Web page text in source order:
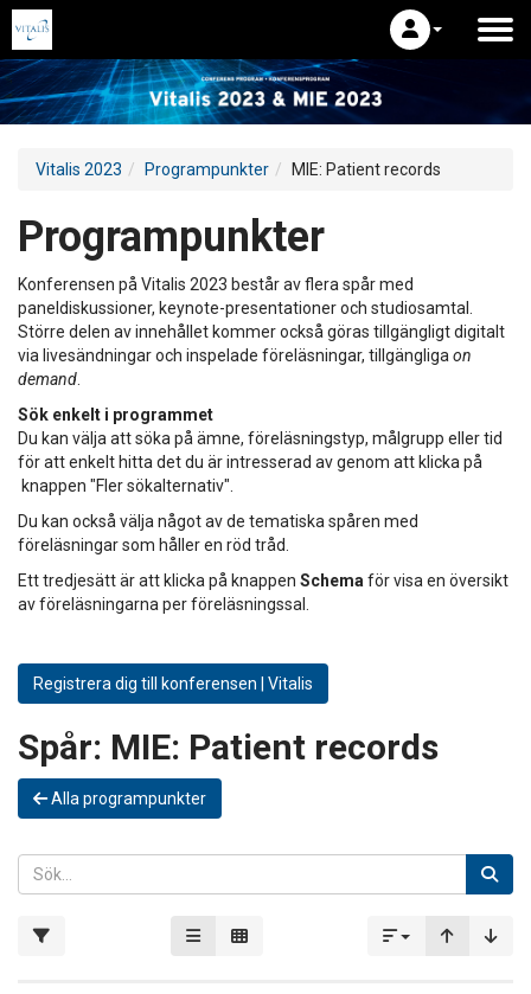
Vitalis 2023 Programpunkter MIE: Patient records
Programpunkter
Konferensen på Vitalis 2023 består av flera spår med
paneldiskussioner, keynote-presentationer och studiosamtal.
Större delen av innehållet kommer också göras tillgängligt digitalt
via livesändningar och inspelade föreläsningar, tillgängliga on
demand
Sök enkelt i programmet
Du kan välja att söka på ämne, föreläsningstyp, målgrupp eller tid
för att enkelt hitta det du är intresserad av genom att klicka på
knappen "Fler sökalternativ".
Du kan också välja något av de tematiska spåren med
föreläsningar som håller en röd tråd.
Ett tredjesätt är att klicka på knappen Schema för visa en översikt
av föreläsningarna per föreläsningssal.
Registrera dig till konferensen | Vitalis
Spår: MIE: Patient records
Alla programpunkter